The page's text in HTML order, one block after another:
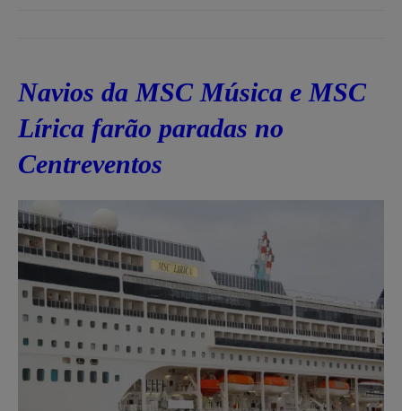
Navios da MSC Música e MSC
Lírica farão paradas no
Centreventos